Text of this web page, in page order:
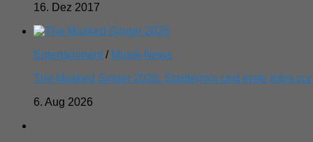
16. Dez 2017
Entertainment / Musik-News
The Masked Singer 2026: Starttermin und erste Infos zur
6. Aug 2026